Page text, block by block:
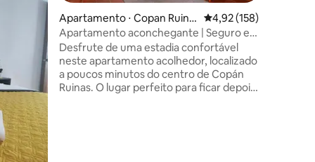
Apartamento ⋅ Copan Ruina
s
4,92 de uma avaliação
4,92 (158)
Apartamento aconchegante | Seguro e
bem localizado
Desfrute de uma estadia confortável
neste apartamento acolhedor, localizado
a poucos minutos do centro de Copán
Ruinas. O lugar perfeito para ficar depois